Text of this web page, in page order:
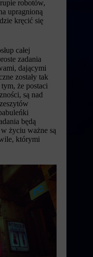
robotów,
upragnioną
kręcić się
całej
zadania
dającymi
zostały tak
że postaci
są nad
będą
życiu ważne są
którymi